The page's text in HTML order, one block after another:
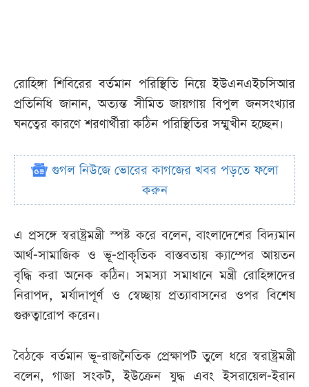
রোহিঙ্গা শিবিরের বর্তমান পরিস্থিতি নিয়ে ইউএনএইচসিআর
প্রতিনিধি জানান, অত্যন্ত সীমিত জায়গায় বিপুল জনসংখ্যার
ঘনত্বের কারণে শরণার্থীরা কঠিন পরিস্থিতির সম্মুখীন হচ্ছেন।
গুগল নিউজে ভোরের কাগজের খবর পড়তে ফলো
করুন
এ প্রসঙ্গে স্বরাষ্ট্রমন্ত্রী স্পষ্ট করে বলেন, বাংলাদেশের বিদ্যমান
আর্থ-সামাজিক ও ভূ-প্রাকৃতিক বাস্তবতায় ক্যাম্পের আয়তন
বৃদ্ধি করা অনেক কঠিন। সমস্যা সমাধানে মন্ত্রী রোহিঙ্গাদের
নিরাপদ, মর্যাদাপূর্ণ ও স্বেচ্ছায় প্রত্যাবাসনের ওপর বিশেষ
গুরুত্বারোপ করেন।
বৈঠকে বর্তমান ভূ-রাজনৈতিক প্রেক্ষাপট তুলে ধরে স্বরাষ্ট্রমন্ত্রী
বলেন, গাজা সংকট, ইউক্রেন যুদ্ধ এবং ইসরায়েল-ইরান